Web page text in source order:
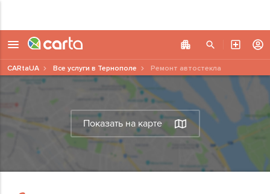
Показать на карте
CARtaUA Все услуги в Тернополе Ремонт автостекла